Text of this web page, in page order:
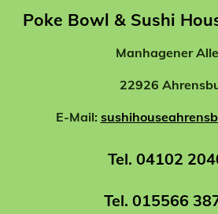
Poke Bowl & Sushi
Manhagener
22926
E-Mail:
Tel. 04102
Tel. 015566